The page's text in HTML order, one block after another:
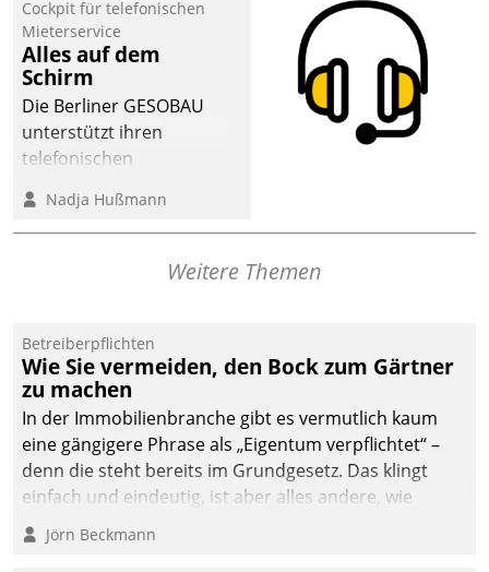
Cockpit für telefonischen
Mieterservice
Alles auf dem
Schirm
Die Berliner GESOBAU
unterstützt ihren
telefonischen
digitalen Cockpit, das
situationsbezogen
passende Fragen und
Dialogführung ermöglicht
dem externen
Serviceteam, Anrufe von
Mietenden zügiger und
effizienter zu bearbeiten.
Nadja Hußmann
Weitere Themen
Betreiberpflichten
Wie Sie vermeiden, den Bock zum Gärtner
zu machen
In der Immobilienbranche gibt es vermutlich kaum
eine gängigere Phrase als „Eigentum verpflichtet“ –
denn die steht bereits im Grundgesetz. Das klingt
einfach und eindeutig, ist aber alles andere, wie
Branchenbeschäftigte wissen. Denn mit der
Verantwortung folgen Verpflichtungen.
Jörn Beckmann